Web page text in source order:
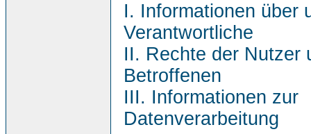
I. Informationen über
Verantwortliche
II. Rechte der Nutzer
Betroffenen
III. Informationen zur
Datenverarbeitung